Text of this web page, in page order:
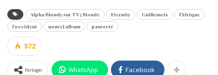
Alpha Blondy sur TV5 Monde Eternity Guillemets
l'Afrique
l'occident
nouvel album pauvreté
572
Partager WhatsApp Facebook